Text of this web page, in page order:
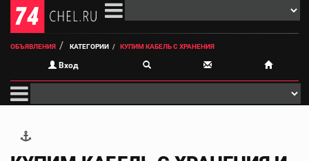
ОБЪЯВЛЕНИЯ КАТЕГОРИИ КУПИМ КАБЕЛЬ С ХРАНЕНИЯ
Вход